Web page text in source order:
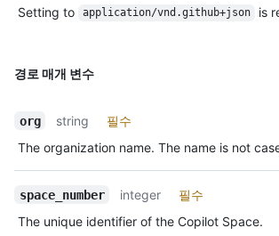
Setting to
application/vnd.github+json is
경로 매개 변수
org string
필수
The organization name. The name is not
space_number integer
필수
The unique identifier of the Copilot Space.